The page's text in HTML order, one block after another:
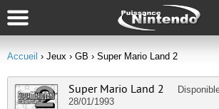
Accueil › Jeux › GB › Super Mario Land 2
Super Mario Land 2
28/01/1993